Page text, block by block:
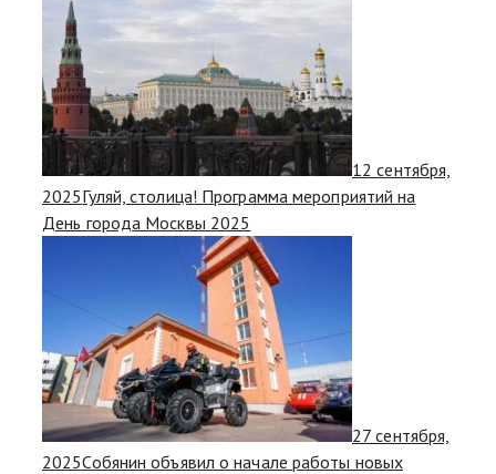
12 сентября,
2025Гуляй, столица! Программа мероприятий на
День города Москвы 2025
27 сентября,
2025Собянин объявил о начале работы новых